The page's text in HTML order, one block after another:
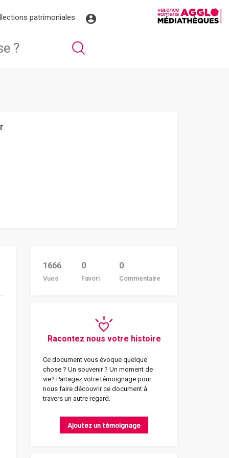
patrimoniales
1666
Vues
0
Favori
0
Commentaire
Racontez nous votre histoire
Ce document vous évoque quelque
chose ? Un souvenir ? Un moment de
vie? Partagez votre témoignage pour
nous faire découvrir ce document à
travers un autre regard.
Ajoutez un témoignage